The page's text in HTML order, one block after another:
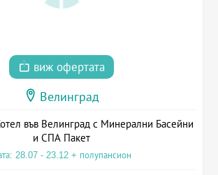
виж офертата
Велинград
във Велинград с Минерални Басейни
и СПА Пакет
28.07 - 23.12 + полупансион